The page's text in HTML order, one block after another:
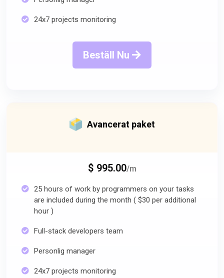
24x7 projects monitoring
Beställ Nu
Avancerat paket
$ 995.00/m
25 hours of work by programmers on your tasks
are included during the month ( $30 per additional
hour )
Full-stack developers team
Personlig manager
24x7 projects monitoring